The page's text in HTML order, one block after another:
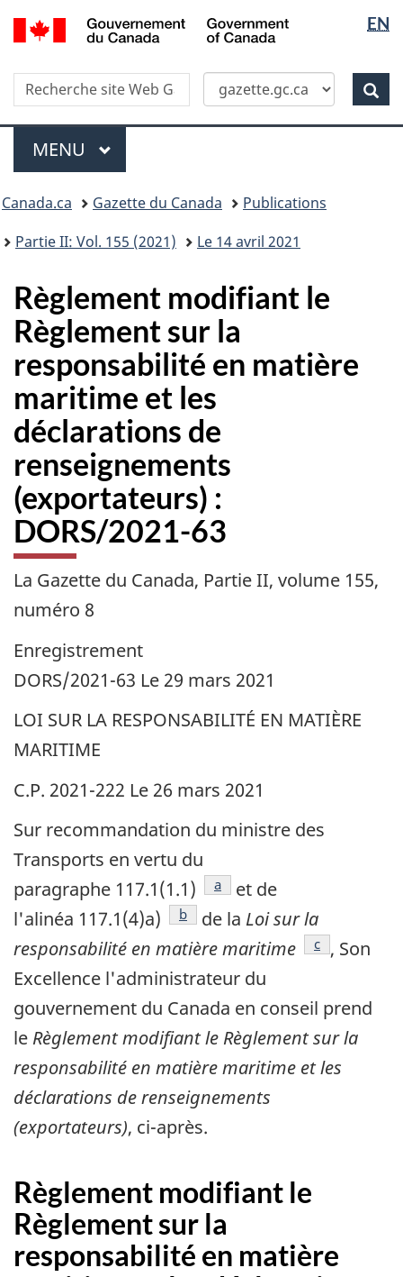
Skip
to
content
Passer
à
version
HTML
simplifiée
la
langue
EN
Canada
Recherche
Recherche
dans
site
Web
Menu
MENU PRINCIPAL
�tes
ici
Canada.ca Gazette du Canada
Publications
Partie II: Vol. 155 (2021)
Le 14 avril 2021
Règlement modifiant le
Règlement sur la
responsabilité en matière
maritime et les
déclarations de
renseignements
(exportateurs) :
DORS/2021-63
La Gazette du Canada, Partie II, volume 155,
numéro 8
Enregistrement
DORS/2021-63 Le 29 mars 2021
LOI SUR LA RESPONSABILITÉ EN MATIÈRE
MARITIME
C.P. 2021-222 Le 26 mars 2021
Sur recommandation du ministre des
Transports en vertu du
paragraphe 117.1(1.1)
référence
a
et de
l'alinéa 117.1(4)a)
référence
b de la Loi sur la
responsabilité en matière maritime
référence
c , Son
Excellence l'administrateur du
gouvernement du Canada en conseil prend
le Règlement modifiant le Règlement sur la
responsabilité en matière maritime et les
déclarations de renseignements
(exportateurs), ci-après.
Règlement modifiant le
Règlement sur la
responsabilité en matière